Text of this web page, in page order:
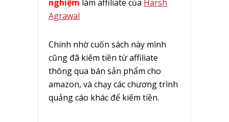
nghiệm làm affiliate của Harsh
Agrawal
Chính nhờ cuốn sách này mình
cũng đã kiếm tiền từ affiliate
thông qua bán sản phẩm cho
amazon, và chạy các chương trình
quảng cáo khác để kiếm tiền.